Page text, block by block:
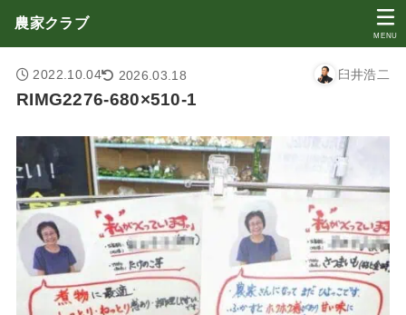
農家クラブ
MENU
2022.10.04 2026.03.18 臼井浩二
RIMG2276-680×510-1